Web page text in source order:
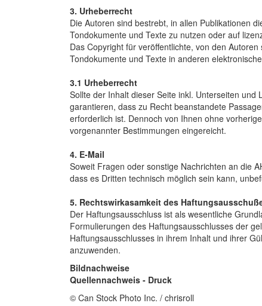
3. Urheberrecht
Die Autoren sind bestrebt, in allen Publikationen
Tondokumente und Texte zu nutzen oder auf
Das Copyright für veröffentlichte, von den
Tondokumente und Texte in anderen
3.1 Urheberrecht
Sollte der Inhalt dieser Seite inkl. Unterseiten
garantieren, dass zu Recht beanstandete
erforderlich ist. Dennoch von Ihnen ohne
vorgenannter Bestimmungen eingereicht.
4. E-Mail
Soweit Fragen oder sonstige Nachrichten an die
dass es Dritten technisch möglich sein kann,
5. Rechtswirkasamkeit des
Der Haftungsausschluss ist als wesentliche
Formulierungen des Haftungsausschlusses der
Haftungsausschlusses in ihrem Inhalt und ihrer
anzuwenden.
Bildnachweise
Quellennachweis - Druck
© Can Stock Photo Inc. / chrisroll